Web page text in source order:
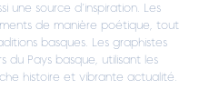
une source d’inspiration. Les
de manière poétique, tout
basques. Les graphistes
du Pays basque, utilisant les
histoire et vibrante actualité.